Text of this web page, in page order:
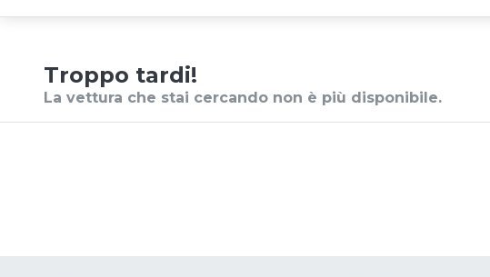
Troppo tardi!
La vettura che stai cercando non è più disponibile.